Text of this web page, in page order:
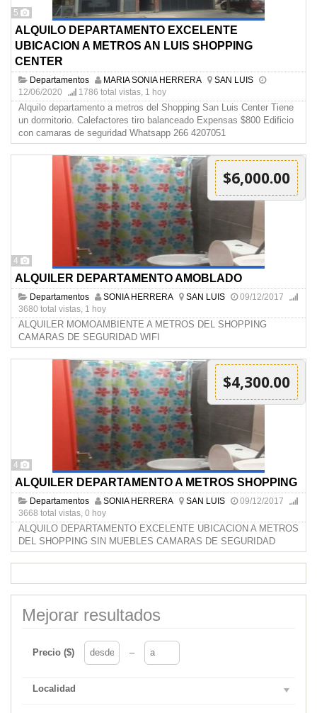
5
ALQUILO DEPARTAMENTO EXCELENTE
UBICACION A METROS AN LUIS SHOPPING
CENTER
Departamentos MARIA SONIA HERRERA
SAN LUIS
12/06/2020
1786 total vistas, 1 hoy
Alquilo departamento a metros del Shopping San Luis Center Tiene
un dormitorio. Calefactores tiro balanceado Expensas $800 Edificio
con camaras de seguridad Whatsapp 266 4207051
4
$6,000.00
ALQUILER DEPARTAMENTO AMOBLADO
Departamentos SONIA HERRERA SAN LUIS
09/12/2017
3680 total vistas, 1 hoy
ALQUILER MOMOAMBIENTE A METROS DEL SHOPPING
CAMARAS DE SEGURIDAD WIFI
4
$4,300.00
ALQUILER DEPARTAMENTO A METROS SHOPPING
Departamentos SONIA HERRERA SAN LUIS
09/12/2017
3668 total vistas, 0 hoy
ALQUILO DEPARTAMENTO EXCELENTE UBICACION A METROS
DEL SHOPPING SIN MUEBLES CAMARAS DE SEGURIDAD
Mejorar resultados
Precio ($) –
Localidad